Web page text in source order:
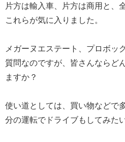
片方は輸入車、片方は商用と、
これらが気に入りました。
メガーヌエステート、プロボッ
質問なのですが、皆さんならど
ますか？
使い道としては、買い物などで
分の運転でドライブもしてみた